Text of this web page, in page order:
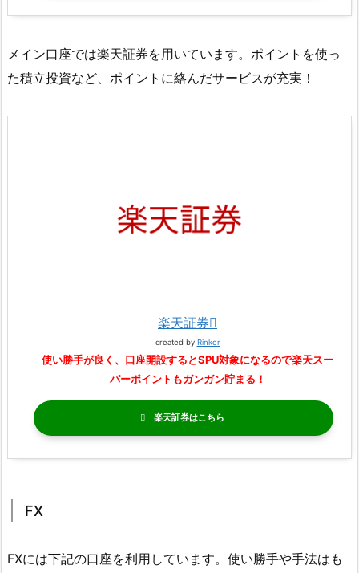
メイン口座では楽天証券を用いています。ポイントを使っ
た積立投資など、ポイントに絡んだサービスが充実！
楽天証券
created by Rinker
使い勝手が良く、口座開設するとSPU対象になるので楽天スー
パーポイントもガンガン貯まる！
楽天証券
FX
FXには下記の口座を利用しています。使い勝手や手法はも